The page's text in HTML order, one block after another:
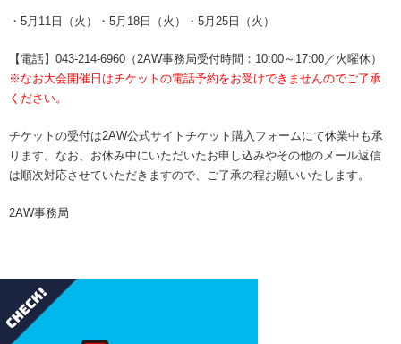
・5月11日（火）・5月18日（火）・5月25日（火）
【電話】043-214-6960（2AW事務局受付時間：10:00～17:00／火曜休）
※なお大会開催日はチケットの電話予約をお受けできませんのでご了承
ください。
チケットの受付は2AW公式サイトチケット購入フォームにて休業中も承
ります。なお、お休み中にいただいたお申し込みやその他のメール返信
は順次対応させていただきますので、ご了承の程お願いいたします。
2AW事務局